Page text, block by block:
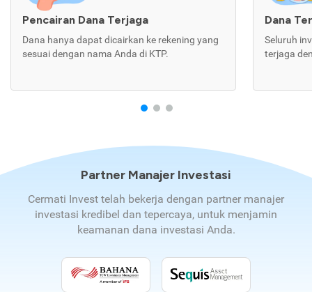
Pencairan Dana Terjaga
Dana hanya dapat dicairkan ke rekening yang
sesuai dengan nama Anda di KTP.
Dana
Seluruh
terjaga
Partner Manajer Investasi
Cermati Invest telah bekerja dengan partner manajer
investasi kredibel dan tepercaya, untuk menjamin
keamanan dana investasi Anda.